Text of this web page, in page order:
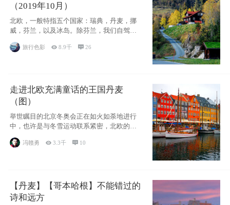
（2019年10月）
北欧，一般特指五个国家：瑞典，丹麦，挪
威，芬兰，以及冰岛。除芬兰，我们自驾游
旅行色影 8.9千 26
走进北欧充满童话的王国丹麦
（图）
举世瞩目的北京冬奥会正在如火如荼地进行
中，也许是与冬雪运动联系紧密，北欧的一
些国家因
冯赣勇 3.3千  10
【丹麦】【哥本哈根】不能错过的
诗和远方